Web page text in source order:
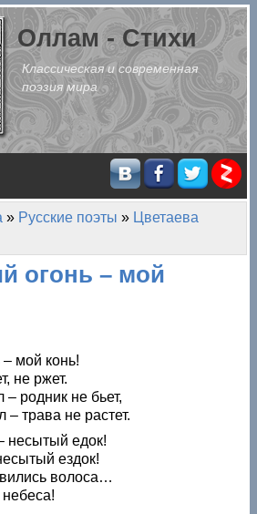
Оллам - Стихи
Классическая и современная
поэзия мира
» Русские поэты » Цветаева
огонь – мой
мой конь!
не ржет.
– родник не бьет,
– трава не растет.
несытый едок!
ездок!
волоса…